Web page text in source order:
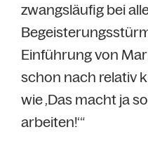
zwangsläufig bei
Einführung von
schon nach relativ
wie ‚Das macht ja
arbeiten!‘“